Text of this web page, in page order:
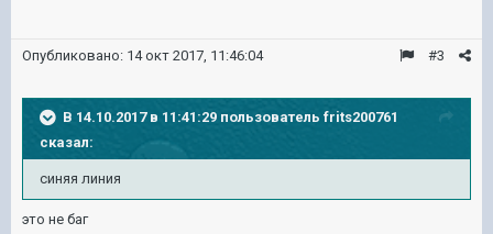
#3
Опубликовано: 14 окт 2017, 11:46:04
В 14.10.2017 в 11:41:29 пользователь frits200761
сказал:
синяя линия
это не баг